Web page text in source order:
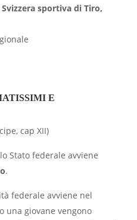
sportiva di Tiro,
E
cap XII)
Stato federale avviene
.
federale avviene nel
una giovane vengono